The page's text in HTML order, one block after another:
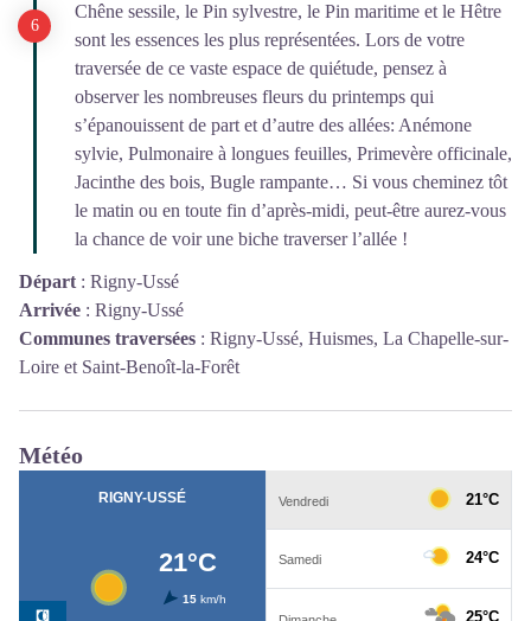
Chêne sessile, le Pin sylvestre, le Pin maritime et le Hêtre
sont les essences les plus représentées. Lors de votre
traversée de ce vaste espace de quiétude, pensez à
observer les nombreuses fleurs du printemps qui
s’épanouissent de part et d’autre des allées: Anémone
sylvie, Pulmonaire à longues feuilles, Primevère officinale,
Jacinthe des bois, Bugle rampante… Si vous cheminez tôt
le matin ou en toute fin d’après-midi, peut-être aurez-vous
la chance de voir une biche traverser l’allée !
Départ : Rigny-Ussé
Arrivée : Rigny-Ussé
Communes traversées : Rigny-Ussé, Huismes, La Chapelle-sur-
Loire et Saint-Benoît-la-Forêt
Météo